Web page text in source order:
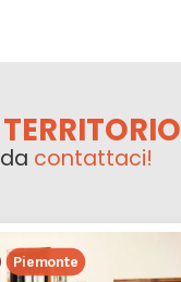
contattaci!
Piemonte